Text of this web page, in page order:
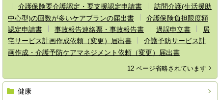
介護保険要介護認定・要支援認定申請書
訪問介護(生活援助
中心型)の回数が多いケアプランの届出書
介護保険負担限度額
認定申請書
事故報告連絡票・事故報告書 過誤申立書
居
宅サービス計画作成依頼（変更）届出書
介護予防サービス計
画作成・介護予防ケアマネジメント依頼（変更）届出書
12 ページ省略されています
健康